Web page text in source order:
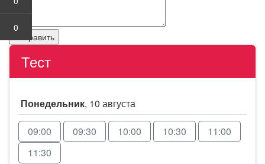
Тест
Понедельник, 10 августа
09:00 09:30 10:00 10:30
11:00
11:30
0